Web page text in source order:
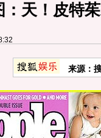
：天！皮特
来源：